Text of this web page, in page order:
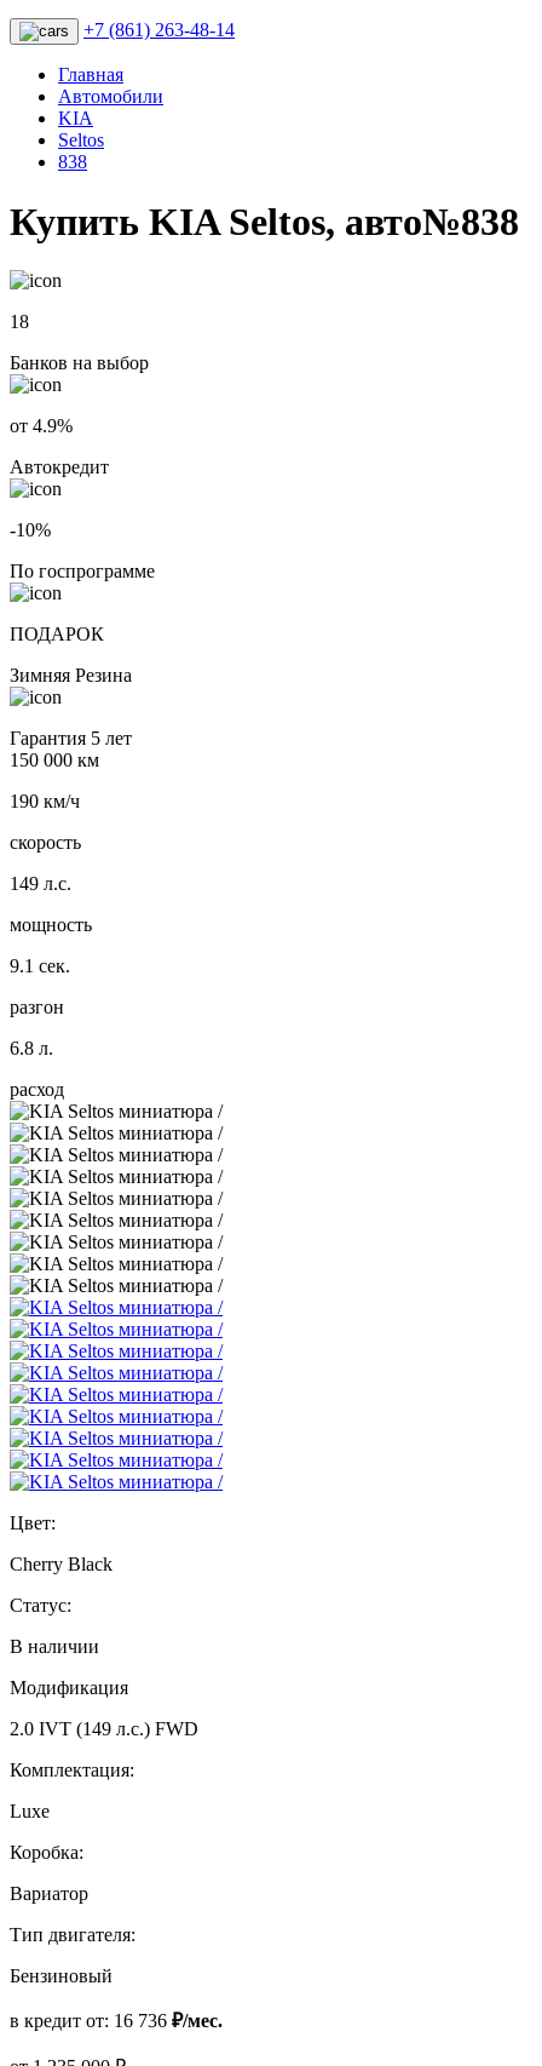
+7 (861) 263-48-14
Главная
Автомобили
KIA
Seltos
838
Купить KIA Seltos, авто№838
18
Банков на выбор
от 4.9%
Автокредит
-10%
По госпрограмме
ПОДАРОК
Зимняя Резина
Гарантия 5 лет
150 000 км
190 км/ч
скорость
149 л.с.
мощность
9.1 сек.
разгон
6.8 л.
расход
Цвет:
Cherry Black
Статус:
В наличии
Модификация
2.0 IVT (149 л.с.) FWD
Комплектация:
Luxe
Коробка:
Вариатор
Тип двигателя:
Бензиновый
в кредит от: 16 736 ₽/мес.